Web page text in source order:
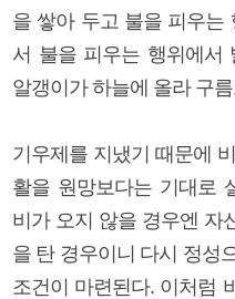
을 쌓아 두고 불을 피우는
서 불을 피우는 행위에서
알갱이가 하늘에 올라 구
기우제를 지냈기 때문에
활을 원망보다는 기대로
비가 오지 않을 경우엔 자
을 탄 경우이니 다시 정성
조건이 마련된다. 이처럼